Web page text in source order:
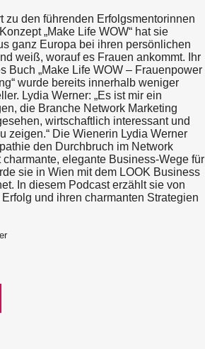
zu den führenden Erfolgsmentorinnen
„Make Life WOW“ hat sie
ganz Europa bei ihren persönlichen
weiß, worauf es Frauen ankommt. Ihr
Buch „Make Life WOW – Frauenpower
wurde bereits innerhalb weniger
Lydia Werner: „Es ist mir ein
die Branche Network Marketing
wirtschaftlich interessant und
zeigen.“ Die Wienerin Lydia Werner
den Durchbruch im Network
charmante, elegante Business-Wege für
sie in Wien mit dem LOOK Business
In diesem Podcast erzählt sie von
und ihren charmanten Strategien